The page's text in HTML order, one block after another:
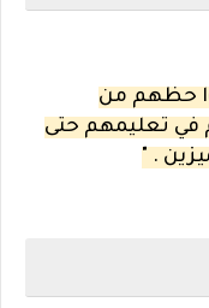
حظهم من
في تعليمهم حتى
. "